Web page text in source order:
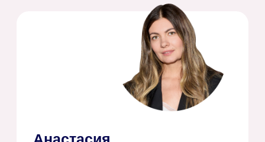
С победителями свяжутся кураторы